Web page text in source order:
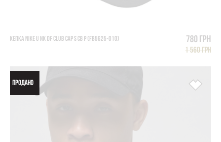
КЕПКА NIKE U NK DF CLUB CAP S CB P (FB5625-010) 780 грн
1 560 грн
ПРОДАНО